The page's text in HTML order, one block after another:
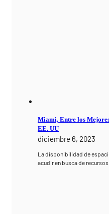
Miami, Entre los
EE. UU
diciembre 6, 2023
La disponibilidad de
acudir en busca de